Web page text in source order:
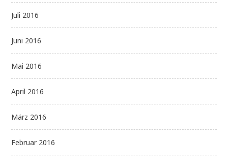
Juli 2016
Juni 2016
Mai 2016
April 2016
März 2016
Februar 2016